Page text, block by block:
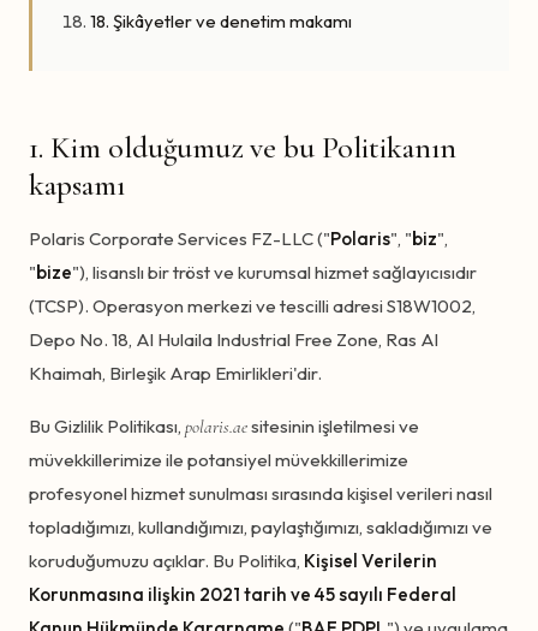
18. Şikâyetler ve denetim makamı
1. Kim olduğumuz ve bu Politikanın
kapsamı
Polaris Corporate Services FZ-LLC ("Polaris", "biz",
"bize"), lisanslı bir tröst ve kurumsal hizmet sağlayıcısıdır
(TCSP). Operasyon merkezi ve tescilli adresi S18W1002,
Depo No. 18, Al Hulaila Industrial Free Zone, Ras Al
Khaimah, Birleşik Arap Emirlikleri'dir.
Bu Gizlilik Politikası, polaris.aesitesinin işletilmesi ve
müvekkillerimize ile potansiyel müvekkillerimize
profesyonel hizmet sunulması sırasında kişisel verileri nasıl
topladığımızı, kullandığımızı, paylaştığımızı, sakladığımızı ve
koruduğumuzu açıklar. Bu Politika, Kişisel Verilerin
Korunmasına ilişkin 2021 tarih ve 45 sayılı Federal